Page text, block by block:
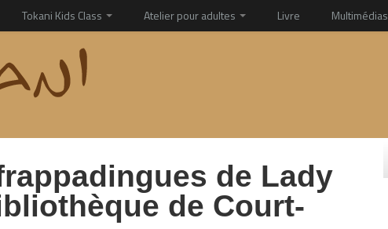
Tokani Kids Class Atelier pour adultes Livre Multimédias
de Lady
de Court-